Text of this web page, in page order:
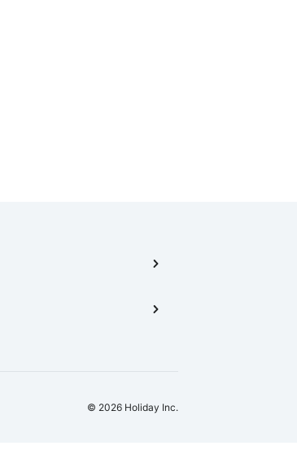
© 2026 Holiday Inc.